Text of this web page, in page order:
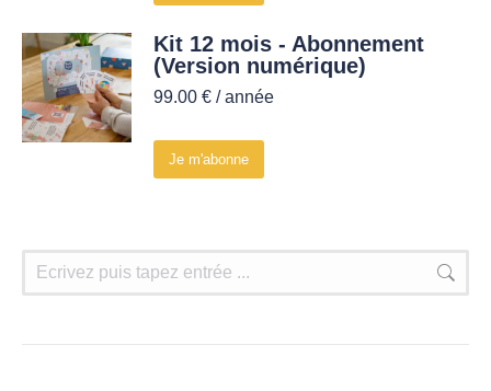
Kit 12 mois - Abonnement
(Version numérique)
99.00 € / année
Je m'abonne